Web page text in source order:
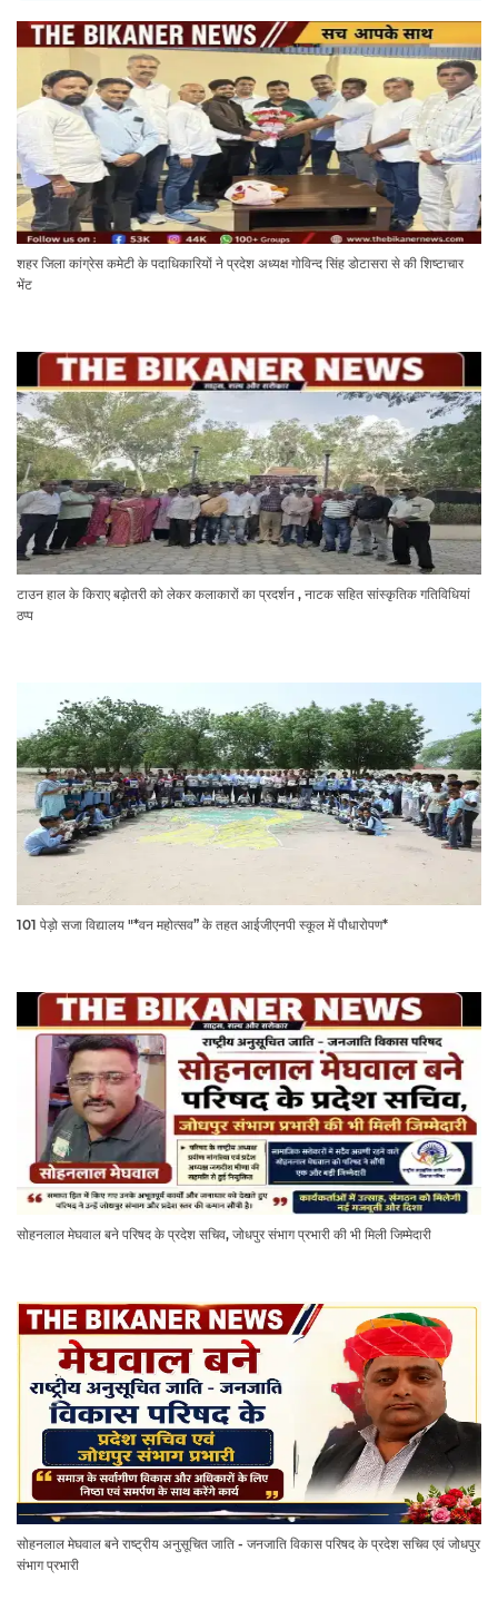
शहर जिला कांग्रेस कमेटी के पदाधिकारियों ने प्रदेश अध्यक्ष गोविन्द सिंह डोटासरा से की शिष्टाचार
भेंट
टाउन हाल के किराए बढ़ोतरी को लेकर कलाकारों का प्रदर्शन , नाटक सहित सांस्कृतिक गतिविधियां
ठप्प
101 पेड़ो सजा विद्यालय "*वन महोत्सव” के तहत आईजीएनपी स्कूल में पौधारोपण*
सोहनलाल मेघवाल बने परिषद के प्रदेश सचिव, जोधपुर संभाग प्रभारी की भी मिली जिम्मेदारी
सोहनलाल मेघवाल बने राष्ट्रीय अनुसूचित जाति - जनजाति विकास परिषद के प्रदेश सचिव एवं जोधपुर
संभाग प्रभारी